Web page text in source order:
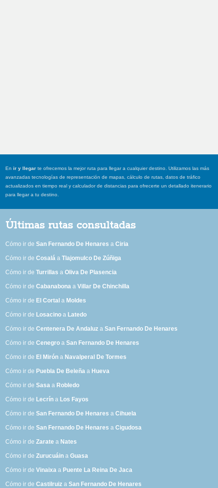
Enir y llegar te ofrecemos la mejor ruta para llegar a cualquier destino. Utilizamos las más
avanzadas tecnologías de representación de mapas, cálculo de rutas, datos de tráfico
actualizados en tiempo real y calculador de distancias para ofrecerte un detallado itenerario
para llegar a tu destino.
Últimas rutas consultadas
Cómo ir deSan Fernando De Henares aCiria
Cómo ir deCosalá aTlajomulco De Zúñiga
Cómo ir deTurrillas aOliva De Plasencia
Cómo ir deCabanabona aVillar De Chinchilla
Cómo ir de El Cortal a Moldes
Cómo ir de Losacino a Latedo
Cómo ir deCentenera De Andaluz aSan Fernando De Henares
Cómo ir deCenegro aSan Fernando De Henares
Cómo ir de El Mirón a Navalperal De Tormes
Cómo ir de Puebla De Beleña a Hueva
Cómo ir deSasa a Robledo
Cómo ir de Lecrín a Los Fayos
Cómo ir deSan Fernando De Henares aCihuela
Cómo ir deSan Fernando De Henares aCigudosa
Cómo ir deZarate a Nates
Cómo ir deZurucuáin aGuasa
Cómo ir deVinaixa a Puente La Reina De Jaca
Cómo ir deCastilruiz aSan Fernando De Henares